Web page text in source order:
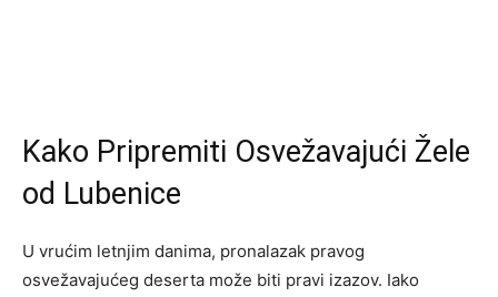
Kako Pripremiti Osvežavajući Žele
od Lubenice
U vrućim letnjim danima, pronalazak pravog
osvežavajućeg deserta može biti pravi izazov. Iako